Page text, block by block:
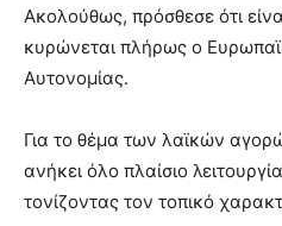
Ακολούθως, πρόσθεσε ότι
κυρώνεται πλήρως ο
Αυτονομίας.
Για το θέμα των λαϊκών
ανήκει όλο πλαίσιο
τονίζοντας τον τοπικό